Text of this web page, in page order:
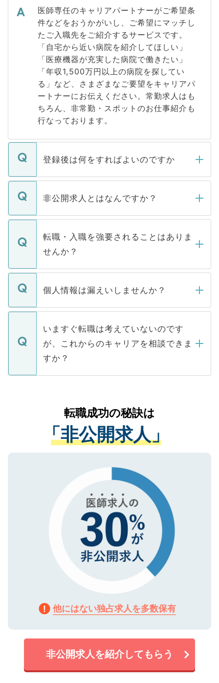
医師専任のキャリアパートナーがご希望条
件などをおうかがいし、ご希望にマッチし
たご入職先をご紹介するサービスです。
「自宅から近い病院を紹介してほしい」
「医療機器が充実した病院で働きたい」
「年収1,500万円以上の病院を探してい
る」など、さまざまなご要望をキャリアパ
ートナーにお伝えください。常勤求人はも
ちろん、非常勤・スポットのお仕事紹介も
行なっております。
登録後は何をすればよいのですか
ご登録いただきましたら、弊社担当者がご
登録内容を確認し、その後メールもしくは
ます。通常、5営業日以内にはご連絡をせて
いただきますので、しばらくお待ちくださ
非公開求人とはなんですか？
マイナビDOCTORで取り扱っている求人の
うち約3割は、Webサイトからご覧いただ
けない「非公開求人」です。非公開求人は
下記の理由によって、一般には公開してい
ません。
■応募殺到を避けるため 人気のある医療機
関を公にしてしまうと、応募が殺到する場
に、医療機関が求める条件に合った人材の
みを人材紹介会社に依頼するケースが増え
ています。
転職・入職を強要されることはありま
せんか？
転職・入職を強要することは一切ありませ
ん。また、仮に応募先から内定をいただい
定を承諾する必要はありません。内定先へ
の辞退の連絡はキャリアパートナーが行い
個人情報は漏えいしませんか？
個人情報が漏えいすることはありませんの
で、ご安心ください。当サイトからの登録
などで収集したご登録者様の個人情報は、
ご本人のキャリアアップおよび転職活動の
支援を目的に使用いたします。お預かりし
ているすべての個人データはご本人の許可
は、個人情報の取り扱いについての厳密な
管理基準を満たした事業者のみに付与され
る、プライバシーマークを取得済みです。
で、機密保持に関してもご安心ください。
いますぐ転職は考えていないのです
が、これからのキャリアを相談できま
すか？
かがいして、現在の医療機関の状況や紹介
経験をまじえながら、適切なアドバイスを
させていただきます。すぐにご転職をされ
ない方には、長期的なサポートが可能です
ので、まずはご登録ください。
転職成功の秘訣は
「非公開求人」
他にはない独占求人を多数保有
非公開求人を紹介してもらう